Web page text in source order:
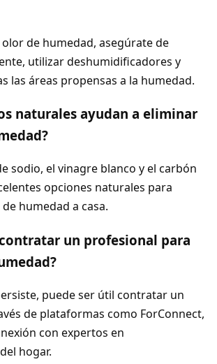
de humedad, asegúrate de
utilizar deshumidificadores y
las áreas propensas a la humedad.
naturales ayudan a eliminar
sodio, el vinagre blanco y el carbón
opciones naturales para
humedad a casa.
un profesional para
puede ser útil contratar un
de plataformas como ForConnect,
con expertos en
hogar.